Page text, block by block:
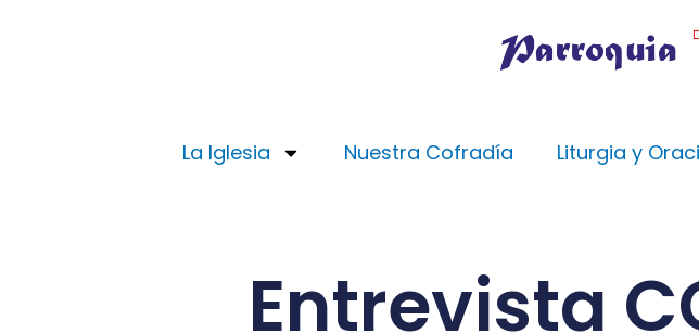
La Iglesia Nuestra Cofradía Liturgia y
Entrevista